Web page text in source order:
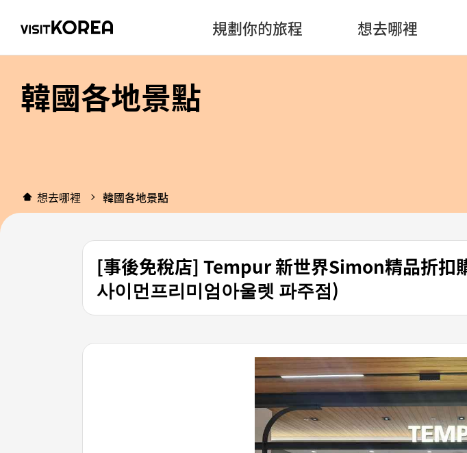
規劃你的旅程 想去哪裡
韓國各地景點
想去哪裡 韓國各地景點
[事後免稅店] Tempur 新世界Simon精品折扣
사이먼프리미엄아울렛 파주점)